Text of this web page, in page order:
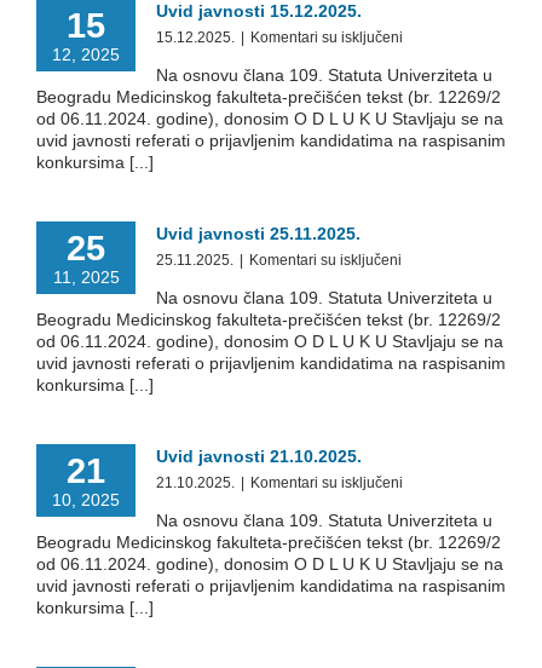
15
12, 2025
Uvid javnosti 15.12.2025.
15.12.2025. Komentari su isključeni
javnosti
15.12.2025.
Na osnovu člana 109. Statuta Univerziteta u
Beogradu Medicinskog fakulteta-prečišćen tekst (br. 12269/2
od 06.11.2024. godine), donosim O D L U K U Stavljaju se na
uvid javnosti referati o prijavljenim kandidatima na raspisanim
konkursima [...]
25
11, 2025
Uvid javnosti 25.11.2025.
25.11.2025. Komentari su isključeni
javnosti
25.11.2025.
Na osnovu člana 109. Statuta Univerziteta u
Beogradu Medicinskog fakulteta-prečišćen tekst (br. 12269/2
od 06.11.2024. godine), donosim O D L U K U Stavljaju se na
uvid javnosti referati o prijavljenim kandidatima na raspisanim
konkursima [...]
21
10, 2025
Uvid javnosti 21.10.2025.
21.10.2025. Komentari su isključeni
javnosti
21.10.2025.
Na osnovu člana 109. Statuta Univerziteta u
Beogradu Medicinskog fakulteta-prečišćen tekst (br. 12269/2
od 06.11.2024. godine), donosim O D L U K U Stavljaju se na
uvid javnosti referati o prijavljenim kandidatima na raspisanim
konkursima [...]